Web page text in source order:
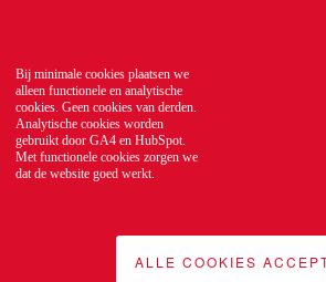
Bij minimale cookies plaatsen we
alleen functionele en analytische
cookies. Geen cookies van derden.
Analytische cookies worden
gebruikt door GA4 en HubSpot.
Met functionele cookies zorgen we
dat de website goed werkt.
ALLE COOKIES